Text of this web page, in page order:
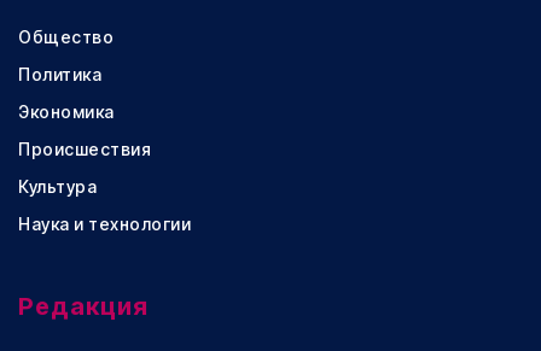
Общество
Политика
Экономика
Происшествия
Культура
Наука и технологии
Редакция